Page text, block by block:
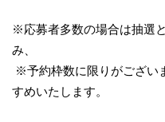
※応募者多数の場合は抽選
み、
※予約枠数に限りがござい
すめいたします。